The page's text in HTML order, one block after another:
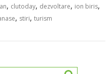
, clutoday, dezvoltare, ion biris,
, stiri,turism